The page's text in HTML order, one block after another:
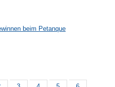
beim Petanque